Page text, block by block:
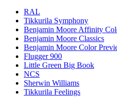
полироли для
очистители
очистители
очистители
Материалы для
краски для
грунтовки
пропитки для
RAL
Tikkurila Symphony
Benjamin Moore Affinity
Benjamin Moore Classics
Benjamin Moore Color
Flugger 900
Little Green Big Book
NCS
Sherwin Williams
Tikkurila Feelings